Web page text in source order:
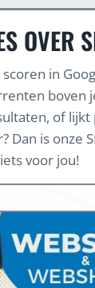
OVER
in
boven
of lijkt
Dan is onze
iets voor jou!